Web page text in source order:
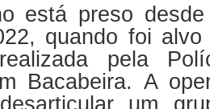
está preso
quando foi alvo
pela
Bacabeira. A
um